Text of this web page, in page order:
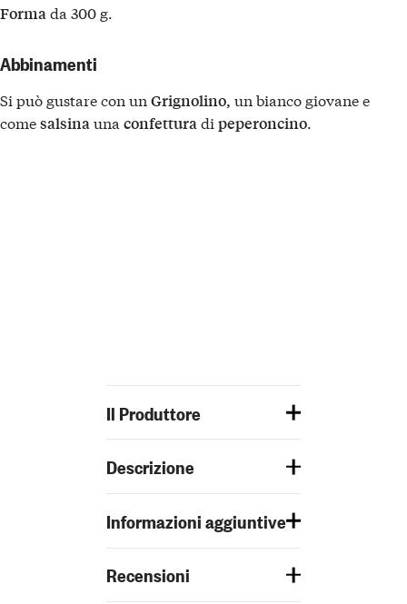
Forma da 300 g.
Abbinamenti
Si può gustare con un Grignolino, un bianco giovane e
comesalsinauna confetturadi peperoncino.
Il Produttore
Descrizione
Informazioni aggiuntive
Recensioni